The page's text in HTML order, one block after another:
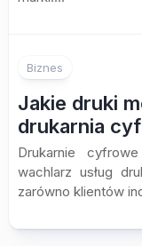
Biznes
Jakie druki
drukarnia
Drukarnie
wachlarz usług
zarówno klientów